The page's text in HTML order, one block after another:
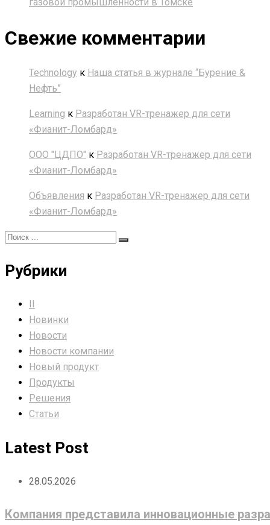
Свежие комментарии
Technology к Наша статья в журнале “Бурение &
Нефть”
Learning к Разработан VR-тренажер для сети
«Фианит-Ломбард»
ООО "ЦДПО" к Разработан VR-тренажер для сети
«Фианит-Ломбард»
Объявления к Разработан VR-тренажер для сети
«Фианит-Ломбард»
Рубрики
II
Новинки
Новости
Новости компании
Новый продукт
Продукты
Решения
Статьи
Latest Post
28.05.2026
Компания представила инновационные